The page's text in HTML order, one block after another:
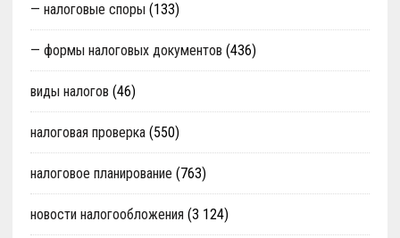
— налоговые споры (133)
— формы налоговых документов (436)
виды налогов (46)
налоговая проверка(550)
налоговое планирование (763)
новости налогообложения (3 124)